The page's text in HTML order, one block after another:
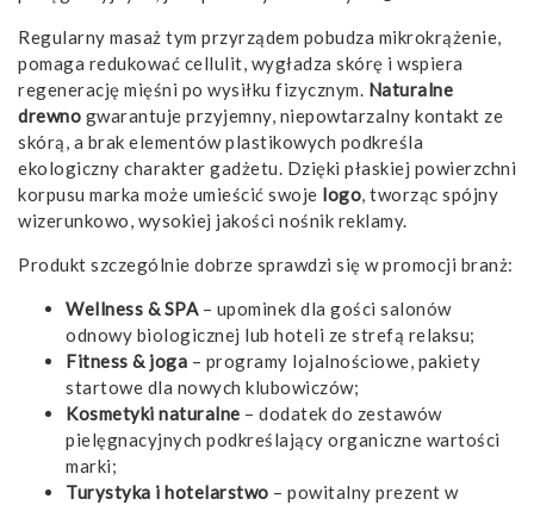
Regularny masaż tym przyrządem pobudza mikrokrążenie,
pomaga redukować cellulit, wygładza skórę i wspiera
regenerację mięśni po wysiłku fizycznym. Naturalne
drewno gwarantuje przyjemny, niepowtarzalny kontakt ze
skórą, a brak elementów plastikowych podkreśla
ekologiczny charakter gadżetu. Dzięki płaskiej powierzchni
korpusu marka może umieścić swoje logo, tworząc spójny
wizerunkowo, wysokiej jakości nośnik reklamy.
Produkt szczególnie dobrze sprawdzi się w promocji branż:
Wellness & SPA– upominek dla gości salonów
odnowy biologicznej lub hoteli ze strefą relaksu;
Fitness & joga – programy lojalnościowe, pakiety
startowe dla nowych klubowiczów;
Kosmetyki naturalne – dodatek do zestawów
pielęgnacyjnych podkreślający organiczne wartości
marki;
Turystyka i hotelarstwo – powitalny prezent w